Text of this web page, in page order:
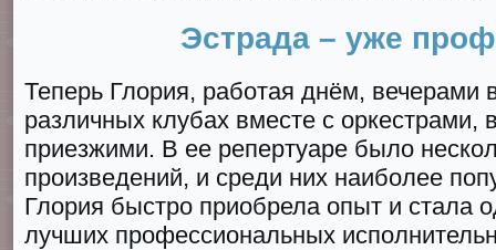
Эстрада – уже
Теперь Глория, работая днём, вечерами
различных клубах вместе с оркестрами,
приезжими. В ее репертуаре было
произведений, и среди них наиболее
Глория быстро приобрела опыт и стала
лучших профессиональных